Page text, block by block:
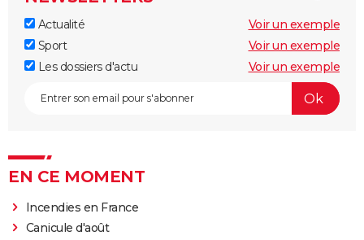
Actualité
Voir un exemple
Sport
Voir un exemple
Les dossiers d'actu
Voir un exemple
EN CE MOMENT
Incendies en France
Canicule d'août